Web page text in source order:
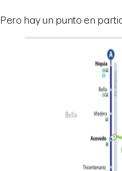
Pero hay un punto en